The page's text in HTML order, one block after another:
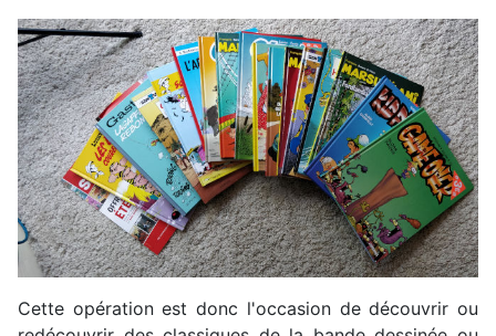
Cette opération est donc l'occasion de découvrir ou